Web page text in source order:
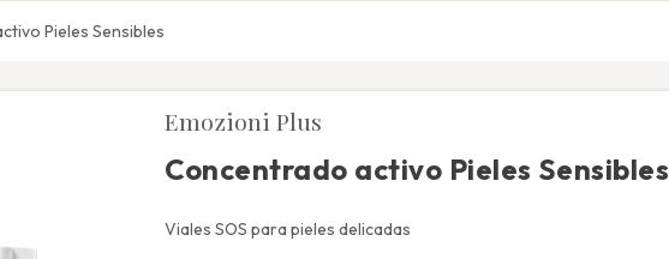
Pieles Sensibles
Emozioni Plus
Concentrado activo Pieles Sensibles
Viales SOS para pieles delicadas